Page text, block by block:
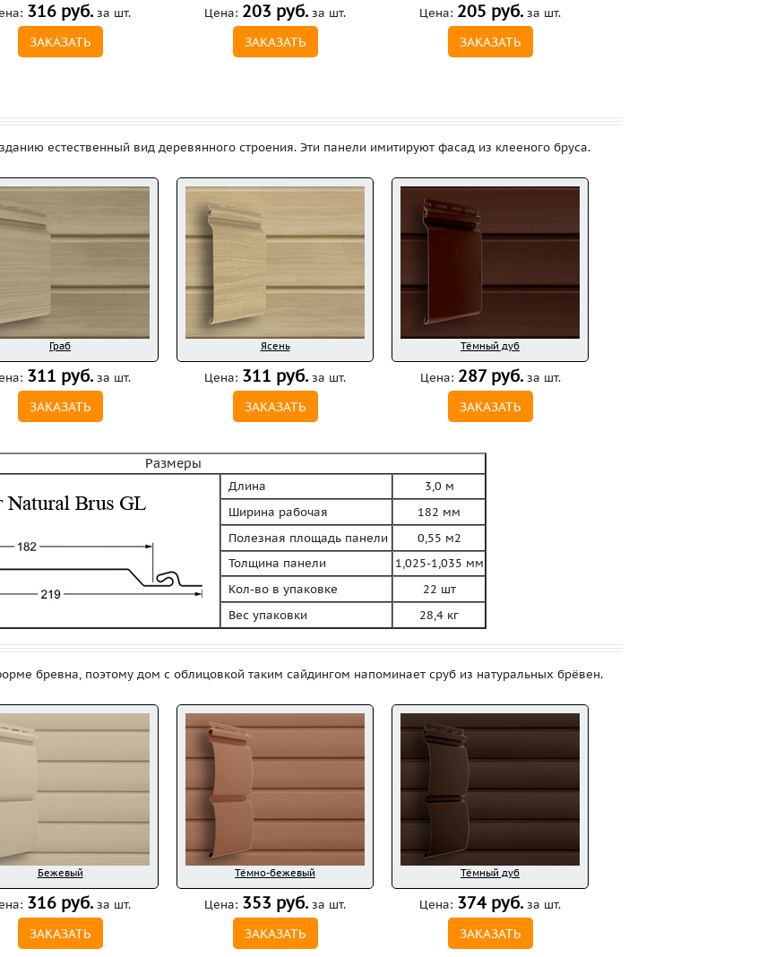
316 руб. за шт.
ЗАКАЗАТЬ
Цена: 203 руб. за шт.
ЗАКАЗАТЬ
Цена: 205 руб. за шт.
ЗАКАЗАТЬ
естественный вид деревянного строения. Эти панели имитируют фасад из клееного бруса.
Граб Ясень Тёмный дуб
311 руб. за шт.
ЗАКАЗАТЬ
Цена: 311 руб. за шт.
ЗАКАЗАТЬ
Цена: 287 руб.за шт.
ЗАКАЗАТЬ
Размеры
Длина
3,0 м
Ширина рабочая
182 мм
Полезная площадь панели
0,55 м2
Толщина панели
1,025-1,035 мм
Кол-во в упаковке
22 шт
Вес упаковки
28,4 кг
бревна, поэтому дом с облицовкой таким сайдингом напоминает сруб из натуральных брёвен.
Бежевый Тёмно-бежевый Тёмный дуб
316 руб. за шт.
ЗАКАЗАТЬ
Цена: 353 руб. за шт.
ЗАКАЗАТЬ
Цена: 374 руб. за шт.
ЗАКАЗАТЬ